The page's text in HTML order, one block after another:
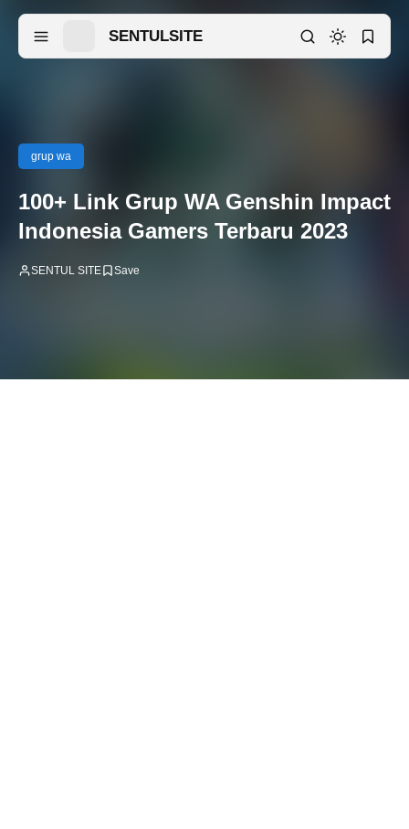
SENTULSITE
grup wa
100+ Link Grup WA Genshin Impact
Indonesia Gamers Terbaru 2023
SENTUL SITE